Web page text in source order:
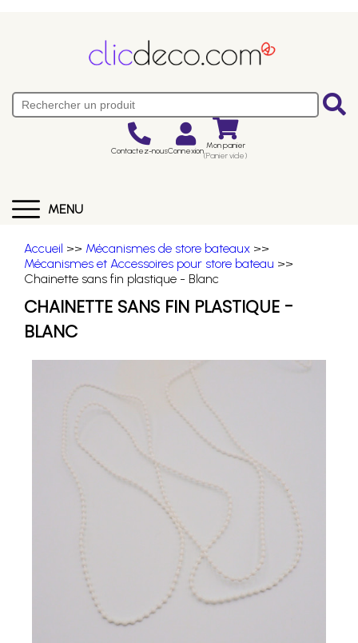
Contactez-nousConnexion Mon panier
(Panier vide)
MENU
Accueil >> Mécanismes de store bateaux >>
Mécanismes et Accessoires pour store bateau >>
Chainette sans fin plastique - Blanc
CHAINETTE SANS FIN PLASTIQUE -
BLANC